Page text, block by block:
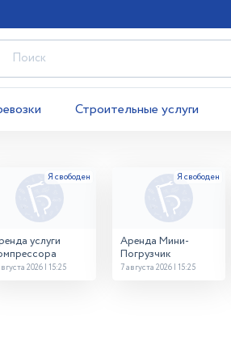
Строительные услуги
услуги
2026 | 15:25
Аренда Мини-
Погрузчик
7 августа 2026 | 15:25